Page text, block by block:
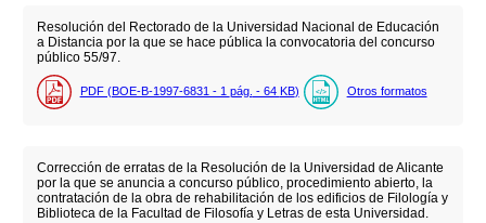
Resolución del Rectorado de la Universidad Nacional de Educación
a Distancia por la que se hace pública la convocatoria del concurso
público 55/97.
PDF (BOE-B-1997-6831 - 1 pág. - 64 KB) Otros formatos
Corrección de erratas de la Resolución de la Universidad de Alicante
por la que se anuncia a concurso público, procedimiento abierto, la
contratación de la obra de rehabilitación de los edificios de Filología y
Biblioteca de la Facultad de Filosofía y Letras de esta Universidad.